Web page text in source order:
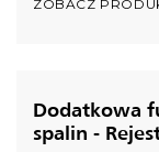
ZOBACZ
Dodatkowa
spalin -